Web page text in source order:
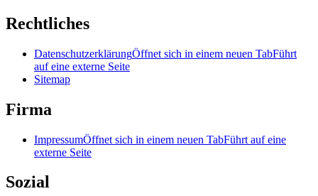
Rechtliches
DatenschutzerklärungÖffnet sich in einem neuen TabFührt
auf eine externe Seite
Sitemap
Firma
ImpressumÖffnet sich in einem neuen TabFührt auf eine
externe Seite
Sozial